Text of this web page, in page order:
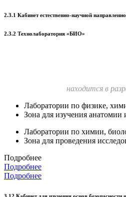
2.3.1 Кабинет естественно-научной
2.3.2 Технолаборатория «БИО»
находится в
Лаборатории по физике,
Зона для изучения анатомии
Лаборатории по химии,
Зона для проведения
Подробнее
Подробнее
Подробнее